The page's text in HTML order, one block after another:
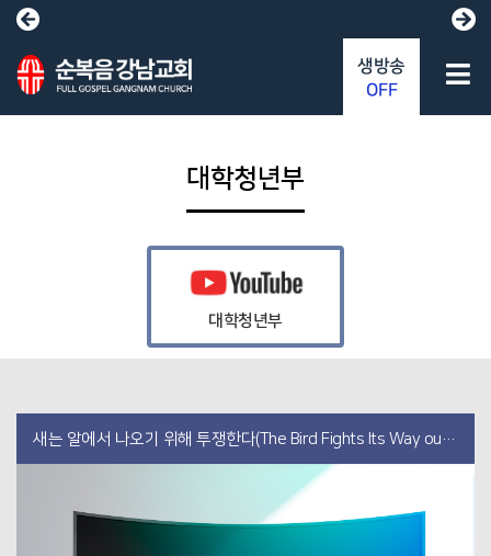
대학청년부
대학청년부
새는 알에서 나오기 위해 투쟁한다(The Bird Fights Its Way out of the Egg)
생방송
OFF